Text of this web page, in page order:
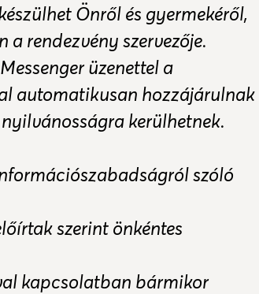
Önről és gyermekéről,
rendezvény szervezője.
üzenettel a
automatikusan hozzájárulnak
kerülhetnek.
szóló
szerint önkéntes
kapcsolatban bármikor